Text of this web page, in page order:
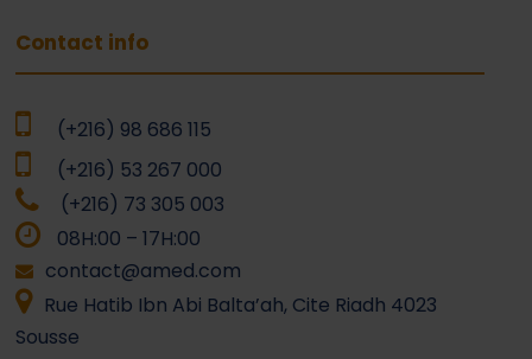
Contact info
(+216) 98 686 115
(+216) 53 267 000
(+216) 73 305 003
08H:00 – 17H:00
contact@amed.com
Rue Hatib Ibn Abi Balta’ah, Cite Riadh 4023
Sousse